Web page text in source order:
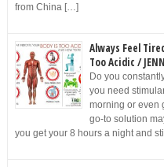
from China […]
Always Feel
Too Acidic /
Do you
you need
morning or even
go-to solution
you get your 8 hours a night and